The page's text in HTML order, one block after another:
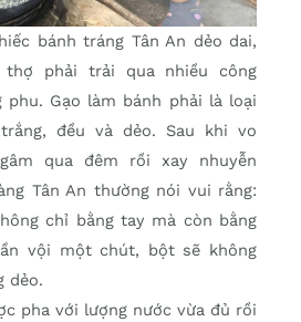
bánh tráng Tân An dẻo dai,
phải trải qua nhiều công
Gạo làm bánh phải là loại
đều và dẻo. Sau khi vo
qua đêm rồi xay nhuyễn
Tân An thường nói vui rằng:
chỉ bằng tay mà còn bằng
vội một chút, bột sẽ không
dẻo.
pha với lượng nước vừa đủ rồi